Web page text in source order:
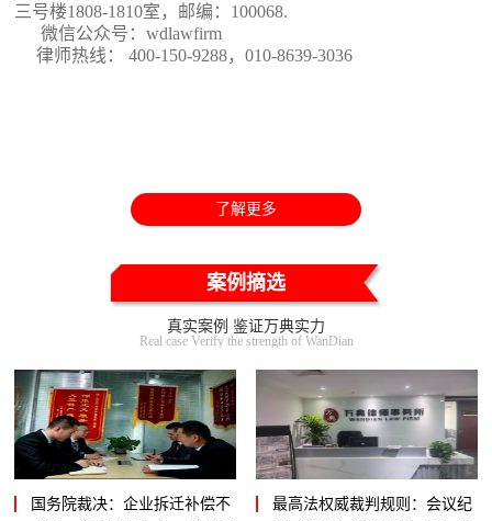
三号楼1808-1810室 ，邮编：100068.
微信公众号：wdlawfirm
律师热线： 400-150-9288，010-8639-3036
了解更多
案例摘选
真实案例 鉴证万典实力
Real case Verify the strength of WanDian
国务院裁决：企业拆迁补偿不
最高法权威裁判规则：会议纪